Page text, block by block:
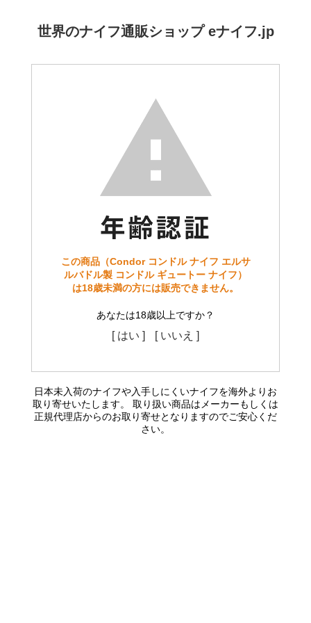
世界のナイフ通販ショップ eナイフ.jp
この商品（Condor コンドル ナイフ エルサ
ルバドル製 コンドル ギュートー ナイフ）
は18歳未満の方には販売できません。
あなたは18歳以上ですか？
[ はい ] [ いいえ ]
日本未入荷のナイフや入手しにくいナイフを海外よりお
取り寄せいたします。 取り扱い商品はメーカーもしくは
正規代理店からのお取り寄せとなりますのでご安心くだ
さい。